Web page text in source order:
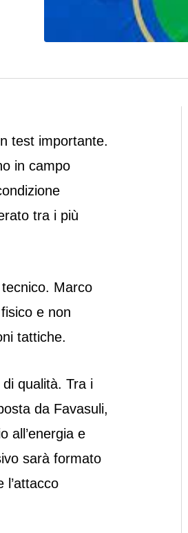
test importante.
in campo
tra i più
Marco
e non
tattiche.
qualità. Tra i
da Favasuli,
all’energia e
sarà formato
l’attacco